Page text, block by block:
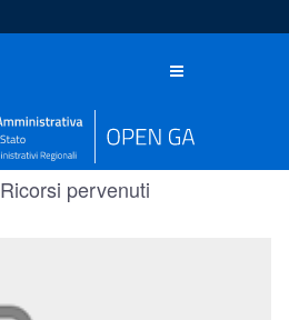
Toggle
Ricorsi pervenuti